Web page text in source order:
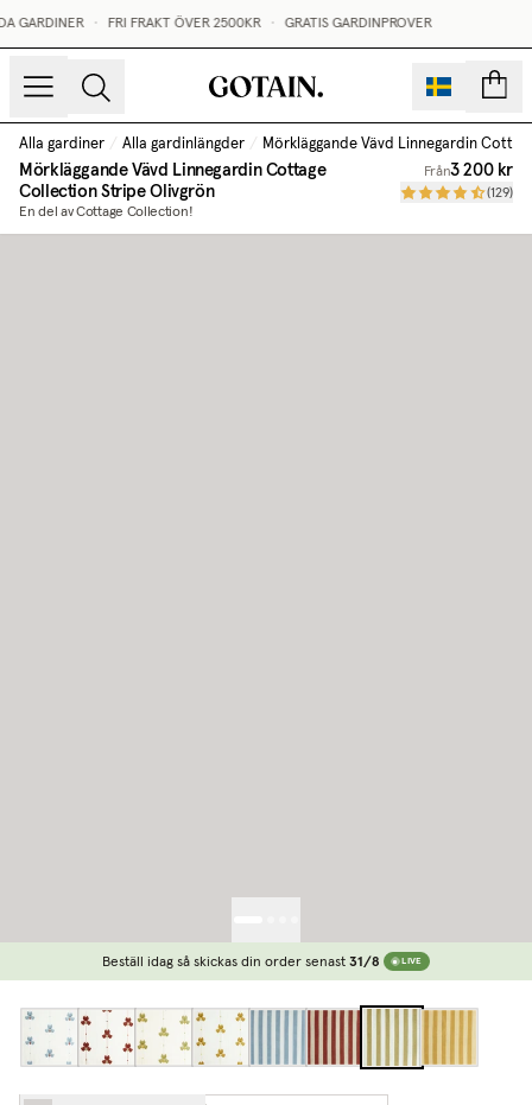
GARDINER FRI FRAKT ÖVER 2500KR GRATIS GARDINPROVER
Alla gardiner / Alla gardinlängder / Mörkläggande Vävd Linnegardin
Mörkläggande Vävd Linnegardin Cottage
CollectionStripe Olivgrön
En del av Cottage Collection!
Från3 200 kr
(129)
Beställ idag så skickas din order senast 31/8 LIVE